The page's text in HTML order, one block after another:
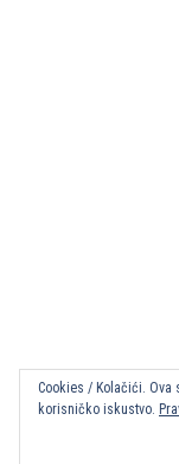
Cookies / Kolačići.
korisničko iskustvo.